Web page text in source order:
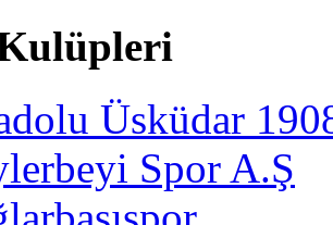
Üsküdar
Spor A.Ş